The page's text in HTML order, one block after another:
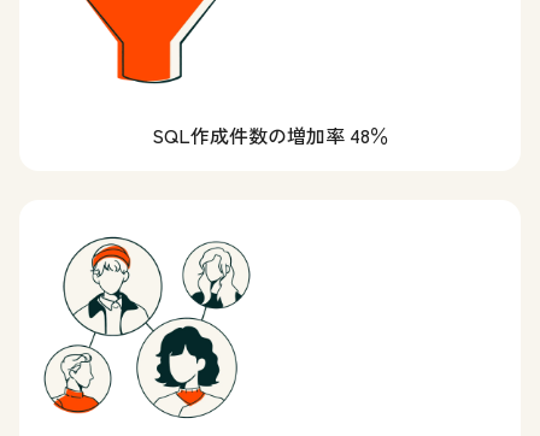
SQL作成件数の増加率 48％